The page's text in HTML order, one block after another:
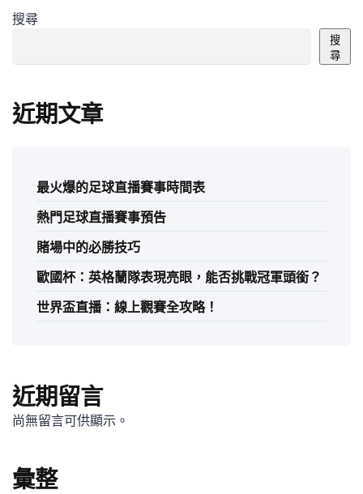
搜尋
搜
尋
近期文章
最火爆的足球直播賽事時間表
熱門足球直播賽事預告
賭場中的必勝技巧
歐國杯：英格蘭隊表現亮眼，能否挑戰冠軍頭銜？
世界盃直播：線上觀賽全攻略！
近期留言
尚無留言可供顯示。
彙整